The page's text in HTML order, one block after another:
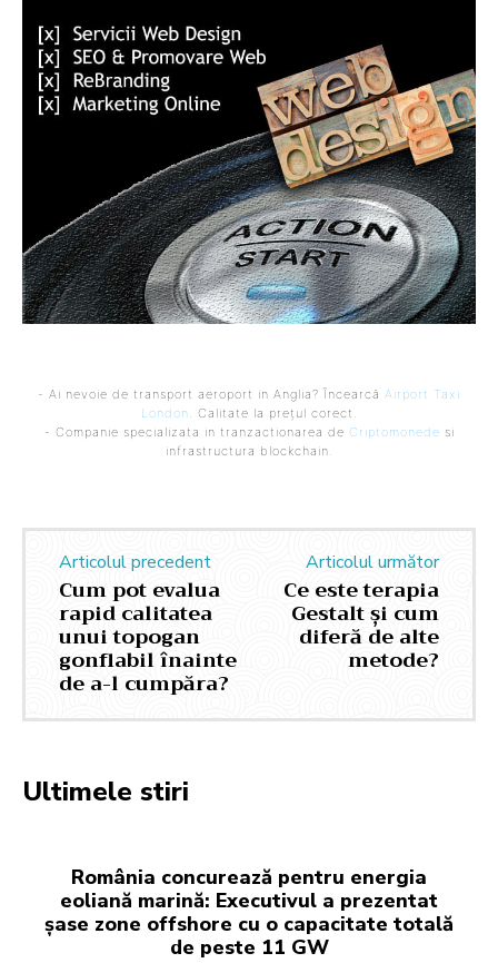
- Ai nevoie de transport aeroport in Anglia? Încearcă Airport Taxi
London. Calitate la prețul corect.
- Companie specializata in tranzactionarea de Criptomonede si
infrastructura blockchain.
Articolul precedent
Cum pot evalua
rapid calitatea
unui topogan
gonflabil înainte
de a-l cumpăra?
Articolul următor
Ce este terapia
Gestalt și cum
diferă de alte
metode?
Ultimele stiri
România concurează pentru energia
eoliană marină: Executivul a prezentat
șase zone offshore cu o capacitate totală
de peste 11 GW